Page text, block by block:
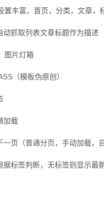
丰富，首页，分类，文章，
抓取列表文章标题作为描述
图片灯箱
（模板伪原创）
加载
页（普通分页，手动加载，自
标签判断，无标签则显示最